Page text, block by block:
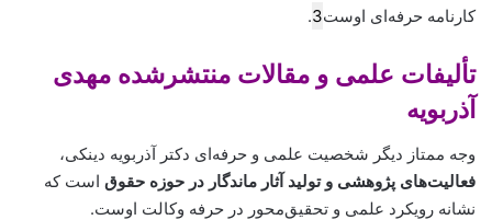
کارنامه حرفه‌ای اوست3
.
تألیفات علمی و مقالات منتشرشده مهدی
آذربویه
وجه ممتاز دیگر شخصیت علمی و حرفه‌ای دکتر آذربویه دینکی،
فعالیت‌های پژوهشی و تولید آثار ماندگار در حوزه حقوق است که
نشانه رویکرد علمی و تحقیق‌محور در حرفه وکالت اوست.